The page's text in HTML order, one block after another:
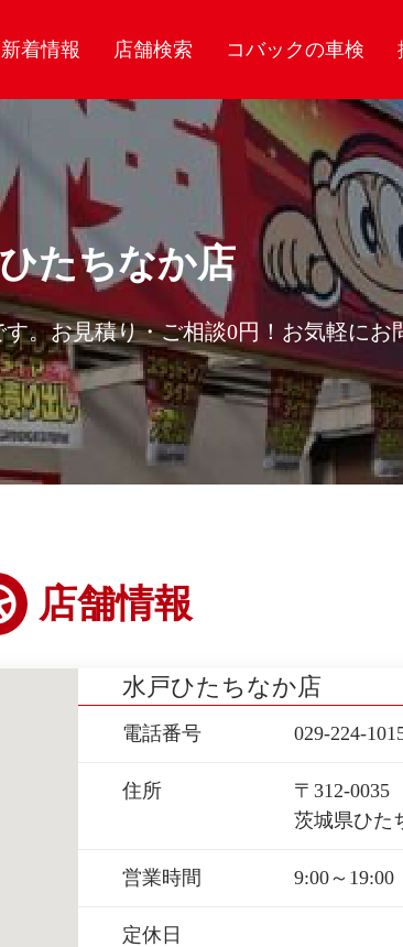
新着情報 店舗検索 コバックの車検
たちなか店
。お見積り・ご相談0円！お気軽にお
店舗情報
水戸ひたちなか店
電話番号 029-224-
住所
〒312-0035
茨城県ひた
営業時間 9:00～19:00
定休日